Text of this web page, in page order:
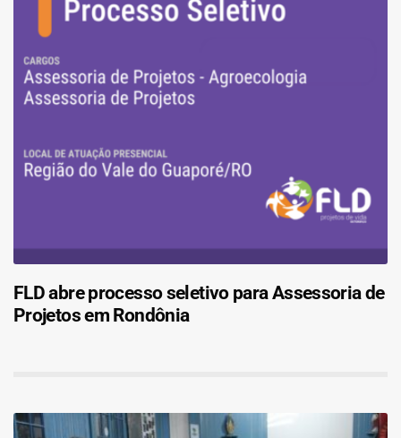
FLD abre processo seletivo para Assessoria de
Projetos em Rondônia